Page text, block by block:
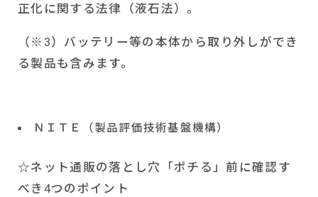
正化に関する法律（液石法）。
（※ 3）バッテリー等の本体から取り外しができ
る製品も含みます。
ＮＩＴＥ（製品評価技術基盤機構）
☆ネット通販の落とし穴「ポチる」前に確認す
べき 4つのポイント